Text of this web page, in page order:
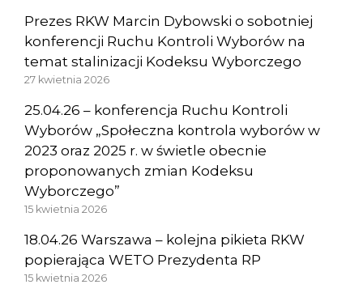
Prezes RKW Marcin Dybowski o sobotniej
konferencji Ruchu Kontroli Wyborów na
temat stalinizacji Kodeksu Wyborczego
27 kwietnia 2026
25.04.26 – konferencja Ruchu Kontroli
Wyborów „Społeczna kontrola wyborów w
2023 oraz 2025 r. w świetle obecnie
proponowanych zmian Kodeksu
Wyborczego”
15 kwietnia 2026
18.04.26 Warszawa – kolejna pikieta RKW
popierająca WETO Prezydenta RP
15 kwietnia 2026